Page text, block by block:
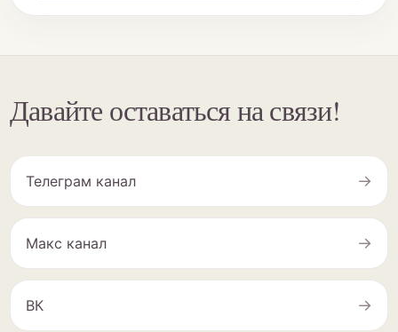
Давайте оставаться на связи!
Телеграм канал →
Макс канал →
ВК →